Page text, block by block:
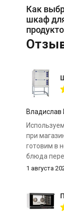
Как
шкаф
Владислав
при
готовим в
блюда
продукты и
1 августа